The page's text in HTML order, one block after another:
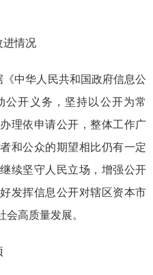
进情况
中华人民共和国政府信息公
公开义务，坚持以公开为常
理依申请公开，整体工作广
和公众的期望相比仍有一定
续坚守人民立场， 增强公开
发挥信息公开对辖区资本市
高质量发展。